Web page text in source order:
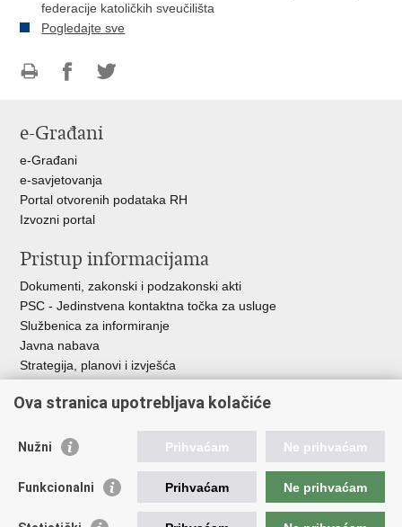
federacije katoličkih sveučilišta
Pogledajte sve
FacebookuTwitteru
e-Građani
e-Građani
e-savjetovanja
Portal otvorenih podataka RH
Izvozni portal
Pristup informacijama
Dokumenti, zakonski i podzakonski akti
PSC - Jedinstvena kontaktna točka za usluge
Službenica za informiranje
Javna nabava
Strategija, planovi i izvješća
Vlada RH
Ova stranica upotrebljava kolačiće
Nužni Prihvaćam Ne prihvaćam
Funkcionalni Prihvaćam Ne prihvaćam